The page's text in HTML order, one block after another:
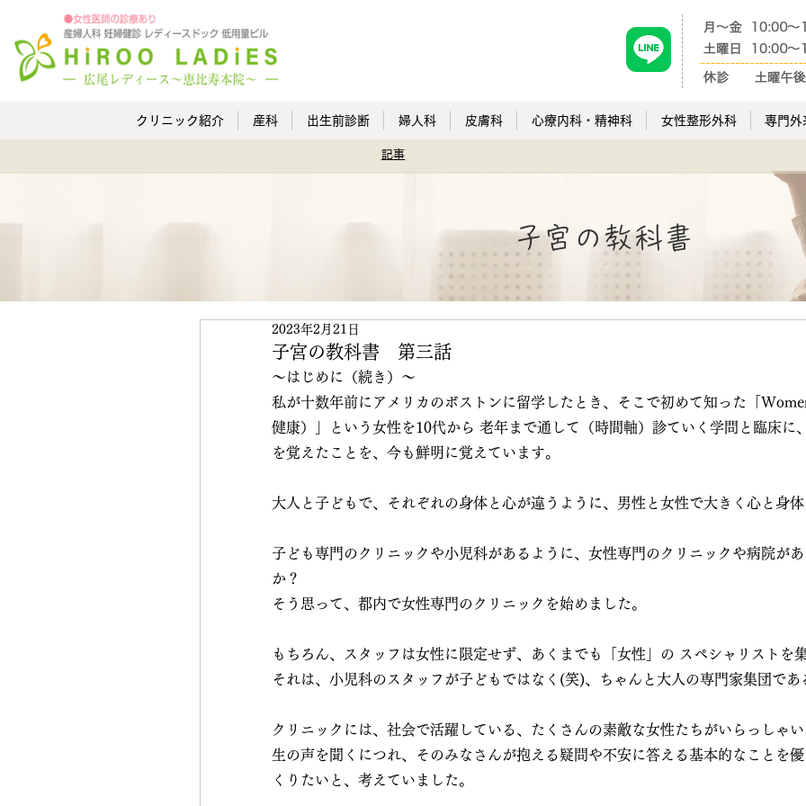
クリニック紹介 産科 出生前診断 婦人科 皮膚科 心療内科・精神科 女性整形外科 専門外
記事
​子宮の教科書
子宮の教科書 第三話
2023年2月21日
～はじめに（続き）～
私が十数年前にアメリカのボストンに留学したとき、そこで初めて知った「
健康）」という女性を10代から 老年まで通して（時間軸）診ていく学問と臨床に
を覚えたことを、今も鮮明に覚えています。
大人と子どもで、それぞれの身体と心が違うように、男性と女性で大きく心と身
子ども専門のクリニックや小児科があるように、女性専門のクリニックや病院が
か？
そう思って、都内で女性専門のクリニックを始めました。
もちろん、スタッフは女性に限定せず、あくまでも「女性」の スペシャリストを
それは、小児科のスタッフが子どもではなく(笑)、ちゃんと大人の専門家集団であ
クリニックには、社会で活躍している、たくさんの素敵な女性たちがいらっしゃ
生の声を聞くにつれ、そのみなさんが抱える疑問や不安に答える基本的なことを
くりたいと、考えていました。